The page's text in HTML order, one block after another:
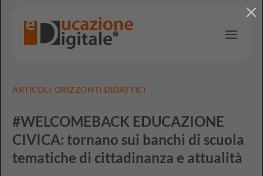
ARTICOLI ORIZZONTI DIDATTICI
#WELCOMEBACK EDUCAZIONE
CIVICA: tornano sui banchi di scuola
tematiche di cittadinanza e attualità